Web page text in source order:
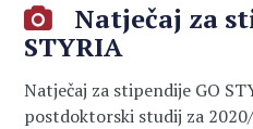
Natječaj za
STYRIA
Natječaj za stipendije GO
postdoktorski studij za